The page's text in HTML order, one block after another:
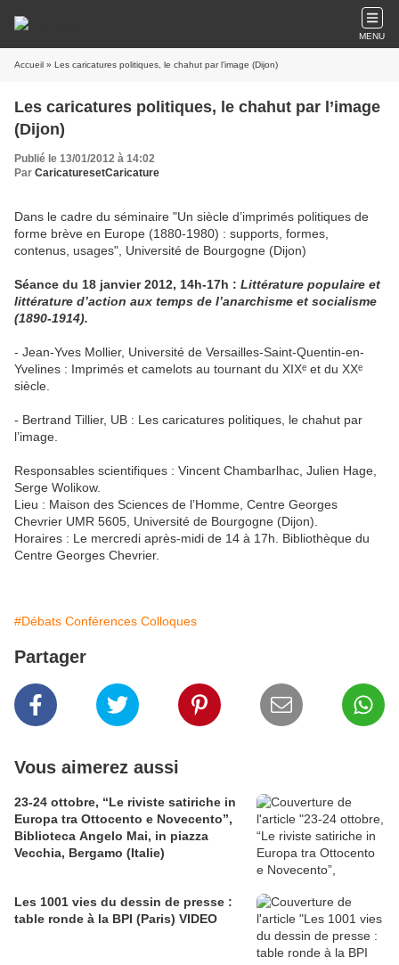
MENU
Accueil » Les caricatures politiques, le chahut par l’image (Dijon)
Les caricatures politiques, le chahut par l’image
(Dijon)
Publié le 13/01/2012 à 14:02
Par CaricaturesetCaricature
Dans le cadre du séminaire "Un siècle d’imprimés politiques de
forme brève en Europe (1880-1980) : supports, formes,
contenus, usages", Université de Bourgogne (Dijon)
Séance du 18 janvier 2012, 14h-17h : Littérature populaire et
littérature d’action aux temps de l’anarchisme et socialisme
(1890-1914).
- Jean-Yves Mollier, Université de Versailles-Saint-Quentin-en-
Yvelines : Imprimés et camelots au tournant du XIXᵉ et du XXᵉ
siècle.
- Bertrand Tillier, UB : Les caricatures politiques, le chahut par
l’image.
Responsables scientifiques : Vincent Chambarlhac, Julien Hage,
Serge Wolikow.
Lieu : Maison des Sciences de l’Homme, Centre Georges
Chevrier UMR 5605, Université de Bourgogne (Dijon).
Horaires : Le mercredi après-midi de 14 à 17h. Bibliothèque du
Centre Georges Chevrier.
#Débats Conférences Colloques
Partager
Vous aimerez aussi
23-24 ottobre, “Le riviste satiriche in
Europa tra Ottocento e Novecento”,
Biblioteca Angelo Mai, in piazza
Vecchia, Bergamo (Italie)
Les 1001 vies du dessin de presse :
table ronde à la BPI (Paris) VIDEO